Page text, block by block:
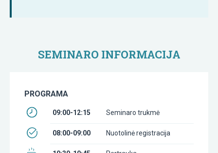
SEMINARO INFORMACIJA
PROGRAMA
09:00-12:15 Seminaro trukmė
08:00-09:00 Nuotolinė registracija